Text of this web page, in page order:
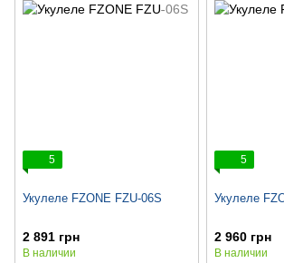
5
Укулеле FZONE FZU-06S
2 891 грн
В наличии
5
Укулеле
2 960 грн
В наличии